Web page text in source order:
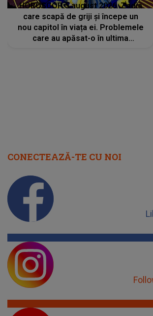
HOROSCOP 5 august 2026. Zodia
care scapă de griji și începe un
nou capitol în viața ei. Problemele
care au apăsat-o în ultima
CONECTEAZĂ-TE CU NOI